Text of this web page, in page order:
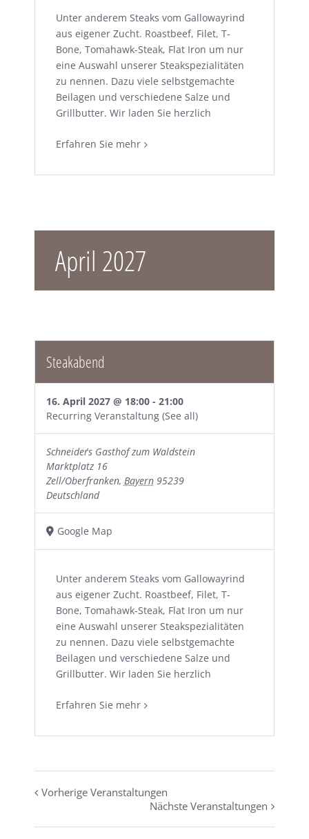
Unter anderem Steaks vom Gallowayrind
aus eigener Zucht. Roastbeef, Filet, T-
Bone, Tomahawk-Steak, Flat Iron um nur
eine Auswahl unserer Steakspezialitäten
zu nennen. Dazu viele selbstgemachte
Beilagen und verschiedene Salze und
Grillbutter. Wir laden Sie herzlich
Erfahren Sie mehr
April 2027
Steakabend
16. April 2027 @ 18:00- 21:00
Recurring Veranstaltung (See all)
Schneider´s Gasthof zum Waldstein
Marktplatz 16
Zell/Oberfranken, Bayern 95239
Deutschland
Google Map
Unter anderem Steaks vom Gallowayrind
aus eigener Zucht. Roastbeef, Filet, T-
Bone, Tomahawk-Steak, Flat Iron um nur
eine Auswahl unserer Steakspezialitäten
zu nennen. Dazu viele selbstgemachte
Beilagen und verschiedene Salze und
Grillbutter. Wir laden Sie herzlich
Erfahren Sie mehr
Vorherige Veranstaltungen
Nächste Veranstaltungen